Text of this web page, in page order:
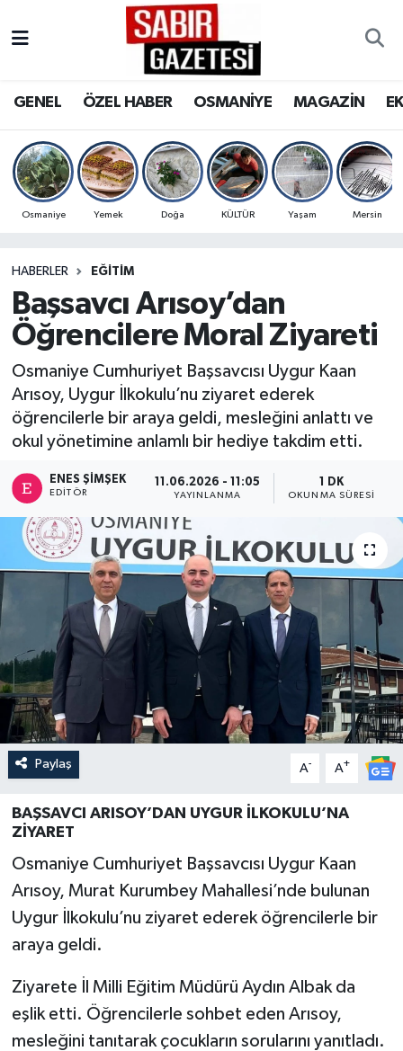
GENEL ÖZEL HABER OSMANİYE MAGAZİN
Osmaniye Yemek Doğa KÜLTÜR Yaşam Mersin
HABERLER EĞITIM
Başsavcı Arısoy’dan
Öğrencilere Moral Ziyareti
Osmaniye Cumhuriyet Başsavcısı Uygur Kaan
Arısoy, Uygur İlkokulu’nu ziyaret ederek
öğrencilerle bir araya geldi, mesleğini anlattı ve
okul yönetimine anlamlı bir hediye takdim etti.
ENES ŞIMŞEK
EDITÖR
11.06.2026 - 11:05
YAYINLANMA
1 DK
OKUNMA SÜRESI
Paylaş A- A+
BAŞSAVCI ARISOY’DAN UYGUR İLKOKULU’NA
ZİYARET
Osmaniye Cumhuriyet Başsavcısı Uygur Kaan
Arısoy, Murat Kurumbey Mahallesi’nde bulunan
Uygur İlkokulu’nu ziyaret ederek öğrencilerle bir
araya geldi.
Ziyarete İl Milli Eğitim Müdürü Aydın Albak da
eşlik etti. Öğrencilerle sohbet eden Arısoy,
mesleğini tanıtarak çocukların sorularını yanıtladı.
OSMANİYE
MAGAZİN
SPOR
RESMİ İLANLAR
Osmaniye Nöbetçi Eczaneler
Osmaniye Trafik Yoğunluk Haritası
Süper Lig Puan Durumu ve Fikstür
Son Dakika Haberleri
Haber Arşivi